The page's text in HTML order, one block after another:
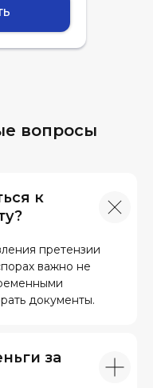
вопросы
к
претензии
важно не
документы.
за